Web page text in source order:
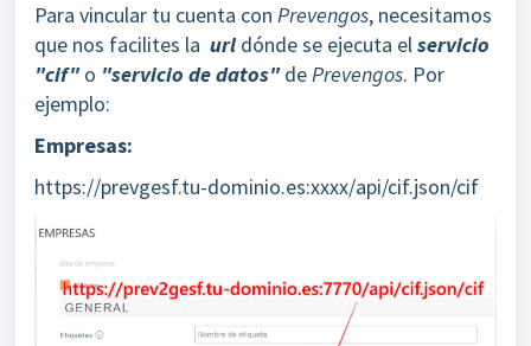
Para vincular tu cuenta con Prevengos, necesitamos
que nos facilites la urldónde se ejecuta elservicio
"cif"o "servicio de datos"dePrevengos. Por
ejemplo:
Empresas:
https://prevgesf.tu-dominio.es:xxxx/api/cif.json/cif